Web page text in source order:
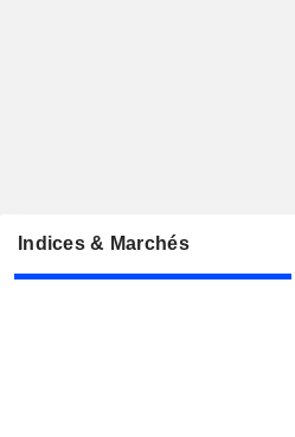
Indices & Marchés